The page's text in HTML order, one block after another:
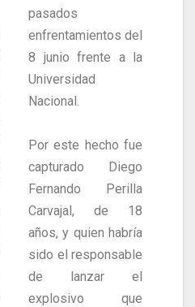
pasados
enfrentamientos del
8 junio frente a la
Universidad
Nacional.
Por este hecho fue
capturado Diego
Fernando Perilla
Carvajal, de 18
años, y quien habría
sido el responsable
de lanzar el
explosivo que